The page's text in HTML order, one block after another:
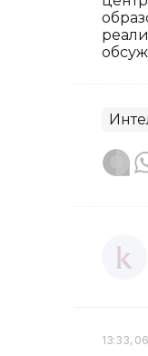
13:33,